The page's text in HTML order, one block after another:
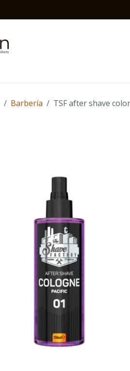
Barbería TSF after shave